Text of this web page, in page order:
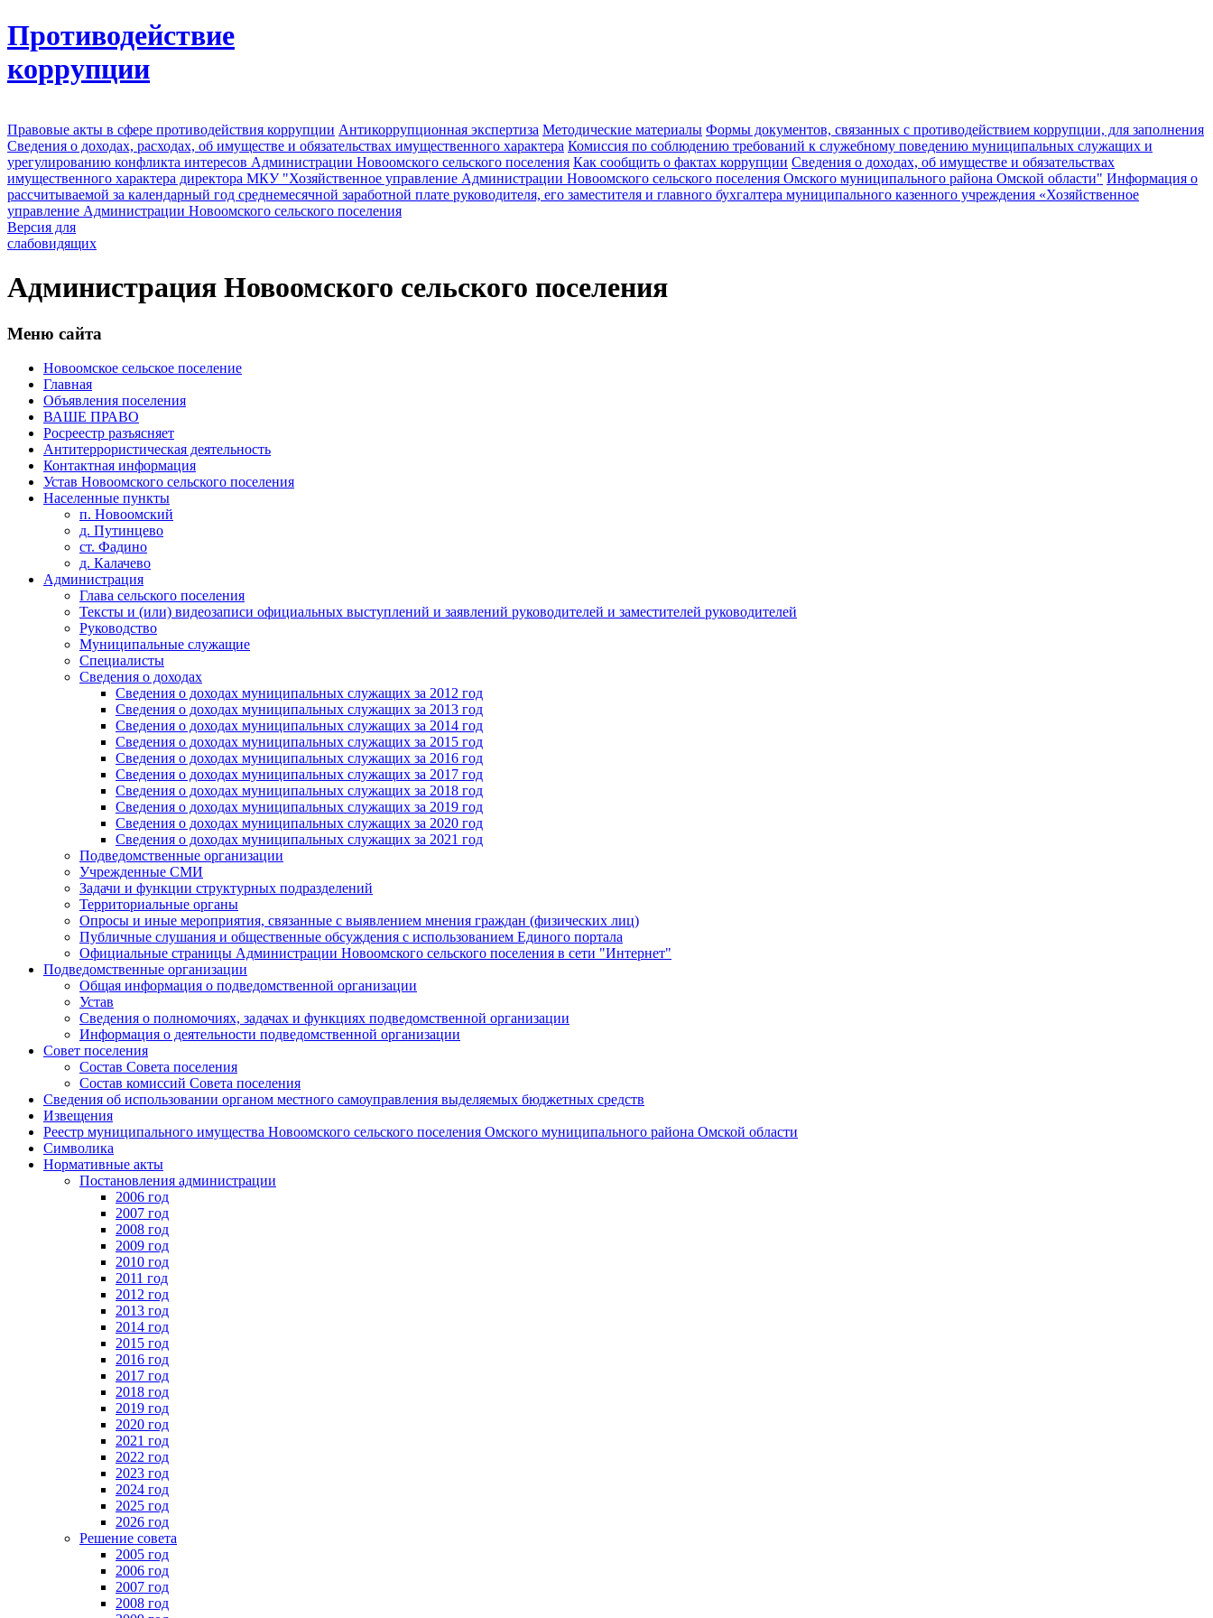
Противодействие
коррупции
Правовые акты в сфере противодействия коррупции Антикоррупционная экспертиза Методические материалы Формы документов, связанных с противодействием коррупции, для заполнения
Сведения о доходах, расходах, об имуществе и обязательствах имущественного характера Комиссия по соблюдению требований к служебному поведению муниципальных служащих и
урегулированию конфликта интересов Администрации Новоомского сельского поселения Как сообщить о фактах коррупции Сведения о доходах, об имуществе и обязательствах
имущественного характера директора МКУ "Хозяйственное управление Администрации Новоомского сельского поселения Омского муниципального района Омской области" Информация о
рассчитываемой за календарный год среднемесячной заработной плате руководителя, его заместителя и главного бухгалтера муниципального казенного учреждения «Хозяйственное
управление Администрации Новоомского сельского поселения
Версия для
слабовидящих
Администрация Новоомского сельского поселения
Меню сайта
Новоомское сельское поселение
Главная
Объявления поселения
ВАШЕ ПРАВО
Росреестр разъясняет
Антитеррористическая деятельность
Контактная информация
Устав Новоомского сельского поселения
Населенные пункты
п. Новоомский
д. Путинцево
ст. Фадино
д. Калачево
Администрация
Глава сельского поселения
Тексты и (или) видеозаписи официальных выступлений и заявлений руководителей и заместителей руководителей
Руководство
Муниципальные служащие
Специалисты
Сведения о доходах
Сведения о доходах муниципальных служащих за 2012 год
Сведения о доходах муниципальных служащих за 2013 год
Сведения о доходах муниципальных служащих за 2014 год
Сведения о доходах муниципальных служащих за 2015 год
Сведения о доходах муниципальных служащих за 2016 год
Сведения о доходах муниципальных служащих за 2017 год
Сведения о доходах муниципальных служащих за 2018 год
Сведения о доходах муниципальных служащих за 2019 год
Сведения о доходах муниципальных служащих за 2020 год
Сведения о доходах муниципальных служащих за 2021 год
Подведомственные организации
Учрежденные СМИ
Задачи и функции структурных подразделений
Территориальные органы
Опросы и иные мероприятия, связанные с выявлением мнения граждан (физических лиц)
Публичные слушания и общественные обсуждения с использованием Единого портала
Официальные страницы Администрации Новоомского сельского поселения в сети "Интернет"
Подведомственные организации
Общая информация о подведомственной организации
Устав
Сведения о полномочиях, задачах и функциях подведомственной организации
Информация о деятельности подведомственной организации
Совет поселения
Состав Совета поселения
Состав комиссий Совета поселения
Сведения об использовании органом местного самоуправления выделяемых бюджетных средств
Извещения
Реестр муниципального имущества Новоомского сельского поселения Омского муниципального района Омской области
Символика
Нормативные акты
Постановления администрации
2006 год
2007 год
2008 год
2009 год
2010 год
2011 год
2012 год
2013 год
2014 год
2015 год
2016 год
2017 год
2018 год
2019 год
2020 год
2021 год
2022 год
2023 год
2024 год
2025 год
2026 год
Решение совета
2005 год
2006 год
2007 год
2008 год